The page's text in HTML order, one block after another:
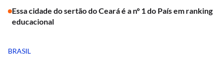
Essa cidade do sertão do Ceará é a nº 1 do País em ranking
educacional
BRASIL